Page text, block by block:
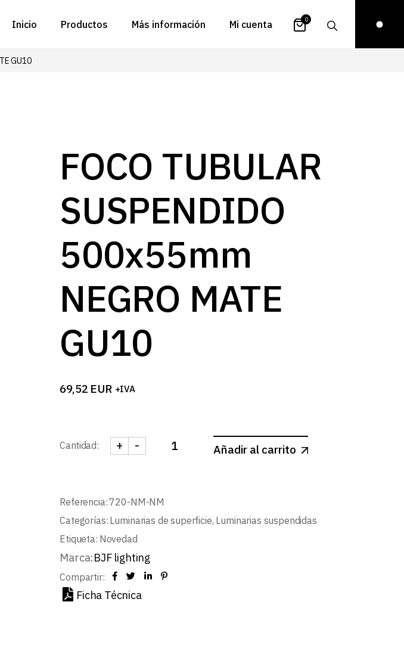
Inicio Productos Más información
FAQs
Proyectos
Zona de inspiración
Blog
Mi cuenta
contraseña
0
GU10
FOCO TUBULAR
SUSPENDIDO
500x55mm
NEGRO MATE
GU10
69,52 EUR +IVA
Cantidad: FOCO TUBULAR SUSPENDIDO 500x55mm NEGRO MATE
-
+ Añadir al carrito
Referencia:720-NM-NM
Categorías: Luminarias de superficie, Luminarias suspendidas
Etiqueta: Novedad
Marca:BJF lighting
Compartir:
Ficha Técnica